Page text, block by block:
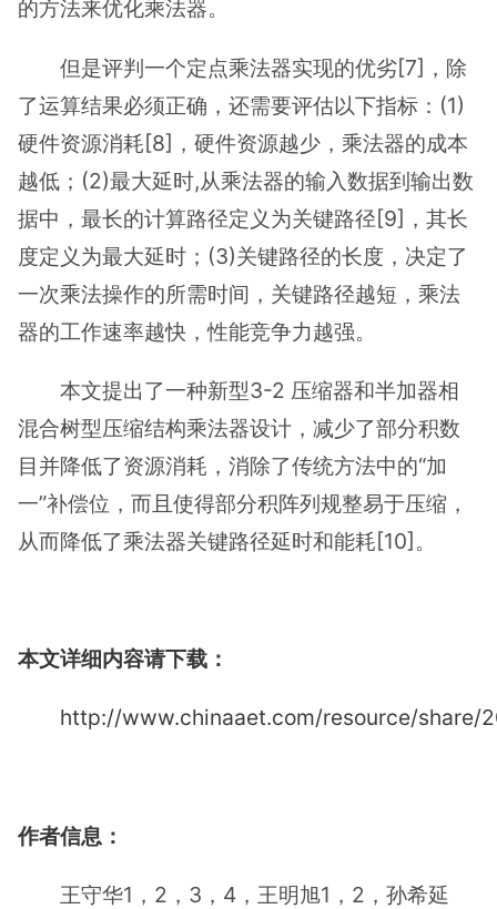
的方法来优化乘法器。
但是评判一个定点乘法器实现的优劣[7]，除
了运算结果必须正确，还需要评估以下指标：(1)
硬件资源消耗[8]，硬件资源越少，乘法器的成本
越低；(2)最大延时,从乘法器的输入数据到输出数
据中，最长的计算路径定义为关键路径[9]，其长
度定义为最大延时；(3)关键路径的长度，决定了
一次乘法操作的所需时间，关键路径越短，乘法
器的工作速率越快，性能竞争力越强。
本文提出了一种新型3-2 压缩器和半加器相
混合树型压缩结构乘法器设计，减少了部分积数
目并降低了资源消耗，消除了传统方法中的“加
一”补偿位，而且使得部分积阵列规整易于压缩，
从而降低了乘法器关键路径延时和能耗[10]。
本文详细内容请下载：
http://www.chinaaet.com/resource/share/
作者信息：
王守华1，2，3，4，王明旭1，2，孙希延